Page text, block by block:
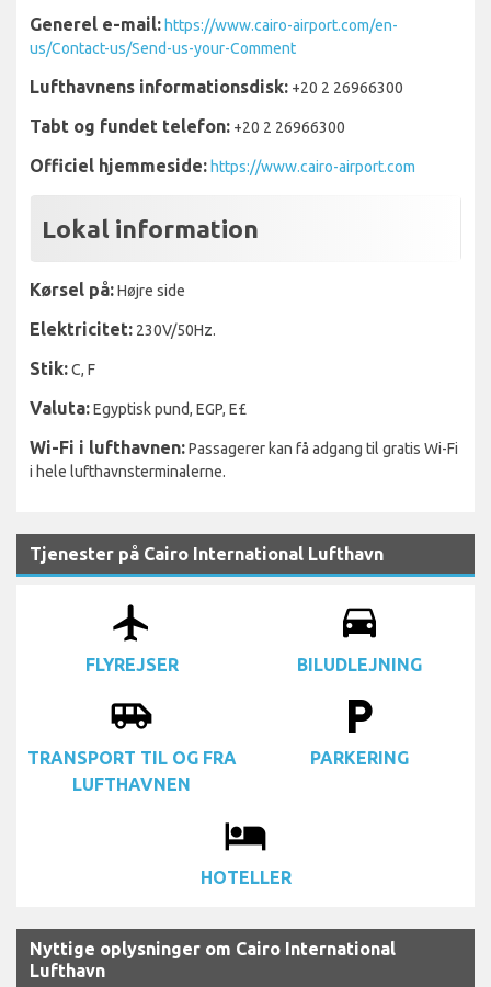
Generel e-mail: https://www.cairo-airport.com/en-
us/Contact-us/Send-us-your-Comment
Lufthavnens informationsdisk: +20 2 26966300
Tabt og fundet telefon: +20 2 26966300
Officiel hjemmeside: https://www.cairo-airport.com
Lokal information
Kørsel på:Højre side
Elektricitet: 230V/50Hz.
Stik:C, F
Valuta:Egyptisk pund, EGP, E£
Wi-Fi i lufthavnen:Passagerer kan få adgang til gratis Wi-Fi
i hele lufthavnsterminalerne.
Tjenester på Cairo International Lufthavn
airplanemode_active
FLYREJSER
drive_eta
BILUDLEJNING
airport_shuttle
TRANSPORT TIL OG FRA
LUFTHAVNEN
local_parking
PARKERING
local_hotel
HOTELLER
Nyttige oplysninger om Cairo International
Lufthavn